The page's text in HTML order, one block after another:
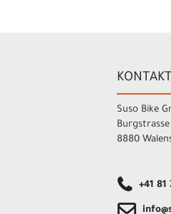
Suso Bike
Burgstrasse
8880
+41 81